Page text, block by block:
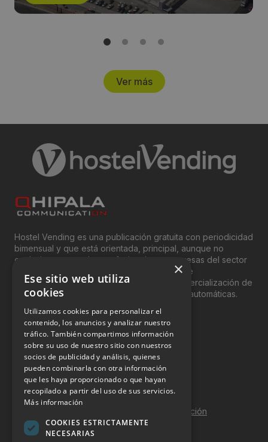
Ver más
Hostel Vending es una publicación gratuita con periodicidad
bimensual y que está orientada, principal, aunque no
exclusivamente, a los profesionales y empresas del sector
del “Vending”; nombre con el que se conoce
genéricamente entre profesionales a la comercialización de
productos y servicios a través de máquinas automáticas.
INFORMACIÓN LEGAL
Aviso Legal
Política de Privacidad
Política de Cookies
Política de calidad y seguridad de la información
Contacto
×
Ese sitio web utiliza
cookies
Utilizamos cookies para personalizar el
contenido, los anuncios y analizar nuestro
tráfico. También compartimos información
sobre su uso de nuestro sitio con nuestros
socios de publicidad y análisis, quienes
pueden combinarla con otra información
que les haya proporcionado o que hayan
recopilado a partir del uso de sus servicios.
Más información
COOKIES ESTRICTAMENTE
NECESARIAS